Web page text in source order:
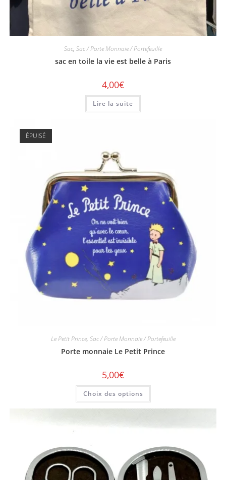
Sac, Sac / Porte Monnaie / Portefeuille
sac en toile la vie est belle à Paris
4,00€
Lire la suite
ÉPUISÉ
Le Petit Prince, Sac / Porte Monnaie / Portefeuille
Porte monnaie Le Petit Prince
5,00€
Choix des options